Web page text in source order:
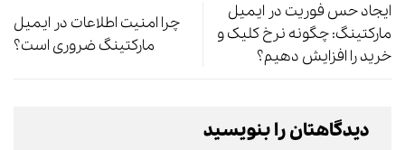
ایجاد حس فوریت در ایمیل
مارکتینگ: چگونه نرخ کلیک و
خرید را افزایش دهیم؟
چرا امنیت اطلاعات در ایمیل
مارکتینگ ضروری است؟
دیدگاهتان را بنویسید